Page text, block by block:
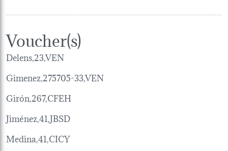
Voucher(s)
Delens,23,VEN
Gimenez,275705-33,VEN
Girón,267,CFEH
Jiménez,41,JBSD
Medina,41,CICY